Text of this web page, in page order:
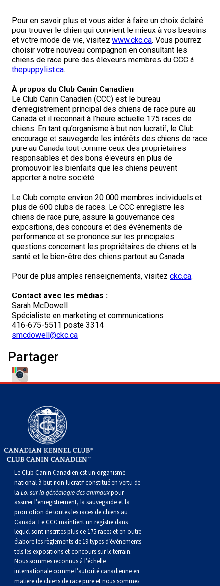
Dogue du Tibet
Laika de lakoutie
Pour en savoir plus et vous aider à faire un choix éclairé
pour trouver le chien qui convient le mieux à vos besoins
et votre mode de vie, visitezwww.ckc.ca. Vous pourrez
choisir votre nouveau compagnon en consultant les
chiens de race pure des éleveurs membres du CCC à
thepuppylist.ca.
À propos du Club Canin Canadien
Le Club Canin Canadien (CCC) est le bureau
d’enregistrement principal des chiens de race pure au
Canada et il reconnait à l’heure actuelle 175 races de
chiens. En tant qu’organisme à but non lucratif, le Club
encourage et sauvegarde les intérêts des chiens de race
pure au Canada tout comme ceux des propriétaires
responsables et des bons éleveurs en plus de
promouvoir les bienfaits que les chiens peuvent
apporter à notre société.
Le Club compte environ 20 000 membres individuels et
plus de 600 clubs de races. Le CCC enregistre les
chiens de race pure, assure la gouvernance des
expositions, des concours et des événements de
performance et se prononce sur les principales
questions concernant les propriétaires de chiens et la
santé et le bien-être des chiens partout au Canada.
Pour de plus amples renseignements, visitezckc.ca.
Contact avec les médias :
Sarah McDowell
Spécialiste en marketing et communications
416-675-5511 poste 3314
smcdowell@ckc.ca
Partager
Le Club Canin Canadien est un organisme
national à but non lucratif constitué en vertu de
la Loi sur la généalogie des animauxpour
assurer l’enregistrement, la sauvegarde et la
promotion de toutes les races de chiens au
Canada. Le CCC maintient un registre dans
lequel sont inscrites plus de 175 races et en outre
élabore les règlements de 19 types d’événements
tels les expositions et concours sur le terrain.
Nous sommes reconnus à l’échelle
internationale comme l’autorité canadienne en
matière de chiens de race pure et nous sommes